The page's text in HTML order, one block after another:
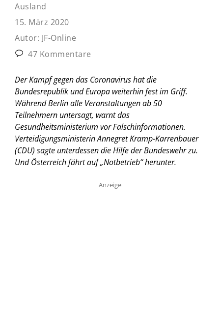
Ausland
15. März 2020
Autor: JF-Online
47 Kommentare
Der Kampf gegen das Coronavirus hat die
Bundesrepublik und Europa weiterhin fest im Griff.
Während Berlin alle Veranstaltungen ab 50
Teilnehmern untersagt, warnt das
Gesundheitsministerium vor Falschinformationen.
Verteidigungsministerin Annegret Kramp-Karrenbauer
(CDU) sagte unterdessen die Hilfe der Bundeswehr zu.
Und Österreich fährt auf „Notbetrieb“ herunter.
Anzeige